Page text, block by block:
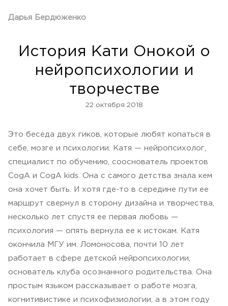
Дарья Бердюженко
История Кати Онокой о
нейропсихологии и
творчестве
22 октября 2018
Это беседа двух гиков, которые любят копаться в
себе, мозге и психологии. Катя — нейропсихолог,
специалист по обучению, сооснователь проектов
CogA и CogA kids. Она с самого детства знала кем
она хочет быть. И хотя где-то в середине пути ее
маршрут свернул в сторону дизайна и творчества,
несколько лет спустя ее первая любовь —
психология — опять вернула ее к истокам. Катя
окончила МГУ им. Ломоносова, почти 10 лет
работает в сфере детской нейропсихологии,
основатель клуба осознанного родительства. Она
простым языком рассказывает о работе мозга,
когнитивистике и психофизиологии, а в этом году